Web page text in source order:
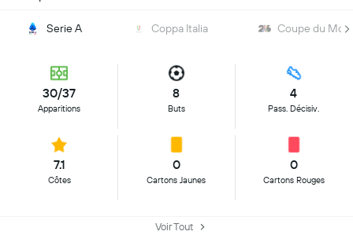
Serie A Coppa Italia Coupe du
30/37
Apparitions
8
Buts
4
Pass. Décisiv.
7.1
Côtes
0
Cartons Jaunes
0
Cartons Rouges
Voir Tout